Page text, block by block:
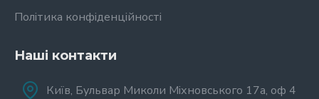
Політика конфіденційності
Наші контакти
Київ, Бульвар Миколи Міхновського 17а, оф 4